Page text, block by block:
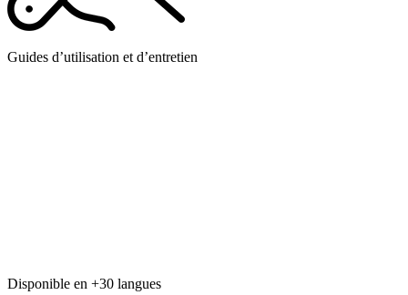
Guides d’utilisation et d’entretien
Disponible en +30 langues